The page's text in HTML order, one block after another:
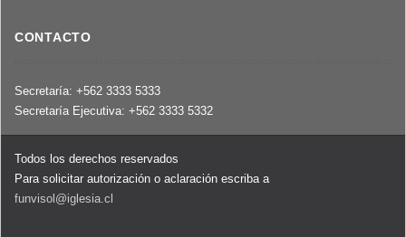
CONTACTO
Secretaría: +562 3333 5333
Secretaría Ejecutiva: +562 3333 5332
Todos los derechos reservados
Para solicitar autorización o aclaración escriba a
funvisol@iglesia.cl